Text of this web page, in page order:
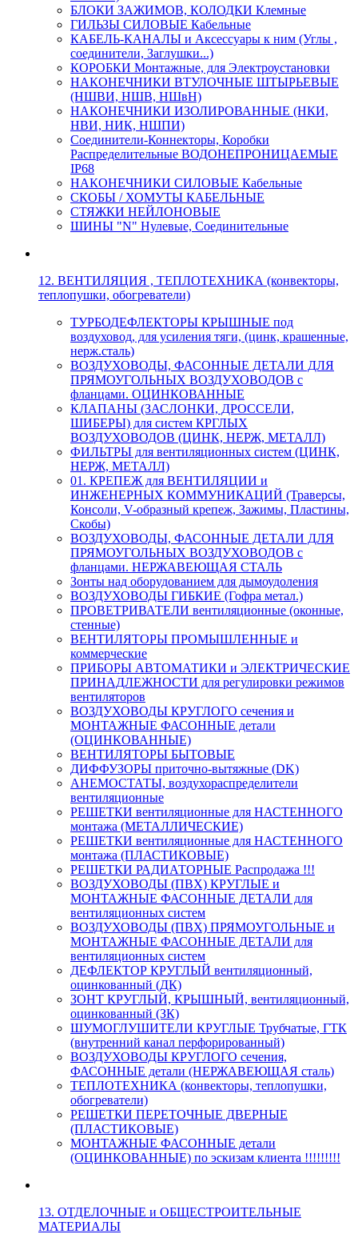
БЛОКИ ЗАЖИМОВ, КОЛОДКИ Клемные
ГИЛЬЗЫ СИЛОВЫЕ Кабельные
КАБЕЛЬ-КАНАЛЫ и Аксессуары к ним (Углы ,
соединители, Заглушки...)
КОРОБКИ Монтажные, для Электроустановки
НАКОНЕЧНИКИ ВТУЛОЧНЫЕ ШТЫРЬЕВЫЕ
(НШВИ, НШВ, НШвН)
НАКОНЕЧНИКИ ИЗОЛИРОВАННЫЕ (НКИ,
НВИ, НИК, НШПИ)
Соединители-Коннекторы, Коробки
Распределительные ВОДОНЕПРОНИЦАЕМЫЕ
IP68
НАКОНЕЧНИКИ СИЛОВЫЕ Кабельные
СКОБЫ / ХОМУТЫ КАБЕЛЬНЫЕ
СТЯЖКИ НЕЙЛОНОВЫЕ
ШИНЫ "N" Нулевые, Соединительные
12. ВЕНТИЛЯЦИЯ , ТЕПЛОТЕХНИКА (конвекторы,
теплопушки, обогреватели)
ТУРБОДЕФЛЕКТОРЫ КРЫШНЫЕ под
воздуховод, для усиления тяги, (цинк, крашенные,
нерж.сталь)
ВОЗДУХОВОДЫ, ФАСОННЫЕ ДЕТАЛИ ДЛЯ
ПРЯМОУГОЛЬНЫХ ВОЗДУХОВОДОВ с
фланцами. ОЦИНКОВАННЫЕ
КЛАПАНЫ (ЗАСЛОНКИ, ДРОССЕЛИ,
ШИБЕРЫ) для систем КРГЛЫХ
ВОЗДУХОВОДОВ (ЦИНК, НЕРЖ, МЕТАЛЛ)
ФИЛЬТРЫ для вентиляционных систем (ЦИНК,
НЕРЖ, МЕТАЛЛ)
01. КРЕПЕЖ для ВЕНТИЛЯЦИИ и
ИНЖЕНЕРНЫХ КОММУНИКАЦИЙ (Траверсы,
Консоли, V-образный крепеж, Зажимы, Пластины,
Скобы)
ВОЗДУХОВОДЫ, ФАСОННЫЕ ДЕТАЛИ ДЛЯ
ПРЯМОУГОЛЬНЫХ ВОЗДУХОВОДОВ с
фланцами. НЕРЖАВЕЮЩАЯ СТАЛЬ
Зонты над оборудованием для дымоудоления
ВОЗДУХОВОДЫ ГИБКИЕ (Гофра метал.)
ПРОВЕТРИВАТЕЛИ вентиляционные (оконные,
стенные)
ВЕНТИЛЯТОРЫ ПРОМЫШЛЕННЫЕ и
коммерческие
ПРИБОРЫ АВТОМАТИКИ и ЭЛЕКТРИЧЕСКИЕ
ПРИНАДЛЕЖНОСТИ для регулировки режимов
вентиляторов
ВОЗДУХОВОДЫ КРУГЛОГО сечения и
МОНТАЖНЫЕ ФАСОННЫЕ детали
(ОЦИНКОВАННЫЕ)
ВЕНТИЛЯТОРЫ БЫТОВЫЕ
ДИФФУЗОРЫ приточно-вытяжные (DK)
АНЕМОСТАТЫ, воздухораспределители
вентиляционные
РЕШЕТКИ вентиляционные для НАСТЕННОГО
монтажа (МЕТАЛЛИЧЕСКИЕ)
РЕШЕТКИ вентиляционные для НАСТЕННОГО
монтажа (ПЛАСТИКОВЫЕ)
РЕШЕТКИ РАДИАТОРНЫЕ Распродажа !!!
ВОЗДУХОВОДЫ (ПВХ) КРУГЛЫЕ и
МОНТАЖНЫЕ ФАСОННЫЕ ДЕТАЛИ для
вентиляционных систем
ВОЗДУХОВОДЫ (ПВХ) ПРЯМОУГОЛЬНЫЕ и
МОНТАЖНЫЕ ФАСОННЫЕ ДЕТАЛИ для
вентиляционных систем
ДЕФЛЕКТОР КРУГЛЫЙ вентиляционный,
оцинкованный (ДК)
ЗОНТ КРУГЛЫЙ, КРЫШНЫЙ, вентиляционный,
оцинкованный (ЗК)
ШУМОГЛУШИТЕЛИ КРУГЛЫЕ Трубчатые, ГТК
(внутренний канал перфорированный)
ВОЗДУХОВОДЫ КРУГЛОГО сечения,
ФАСОННЫЕ детали (НЕРЖАВЕЮЩАЯ сталь)
ТЕПЛОТЕХНИКА (конвекторы, теплопушки,
обогреватели)
РЕШЕТКИ ПЕРЕТОЧНЫЕ ДВЕРНЫЕ
(ПЛАСТИКОВЫЕ)
МОНТАЖНЫЕ ФАСОННЫЕ детали
(ОЦИНКОВАННЫЕ) по эскизам клиента !!!!!!!!!
13. ОТДЕЛОЧНЫЕ и ОБЩЕСТРОИТЕЛЬНЫЕ
МАТЕРИАЛЫ